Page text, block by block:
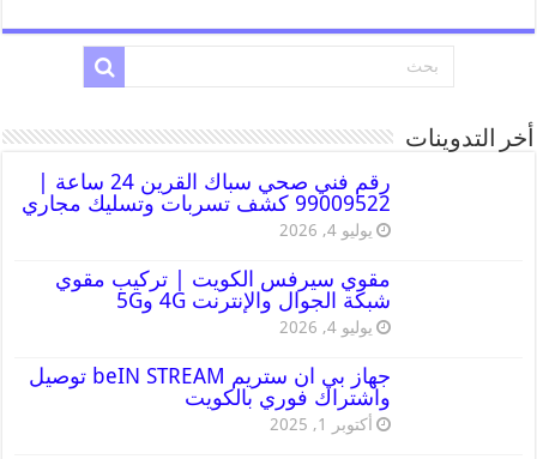
أخر التدوينات
رقم فني صحي سباك القرين 24 ساعة |
99009522 كشف تسربات وتسليك مجاري
يوليو 4, 2026
مقوي سيرفس الكويت | تركيب مقوي
شبكة الجوال والإنترنت 4G و5G
يوليو 4, 2026
جهاز بي ان ستريم beIN STREAM توصيل
واشتراك فوري بالكويت
أكتوبر 1, 2025